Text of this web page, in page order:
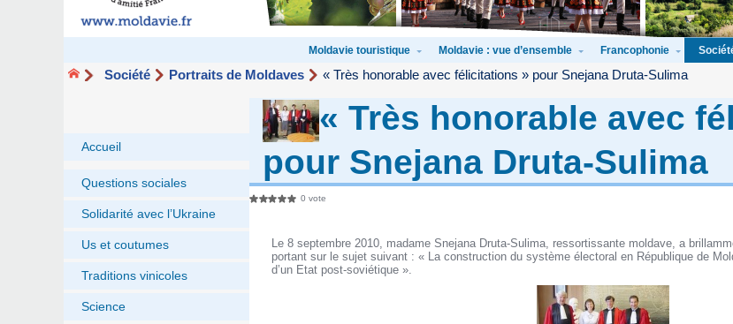
Moldavie touristique Moldavie : vue d’ensemble Francophonie
Société Portraits de Moldaves « Très honorable avec félicitations » pour Snejana Druta-Sulima
« Très honorable avec
pour Snejana Druta-Sulima
0 vote
Le 8 septembre 2010, madame Snejana Druta-Sulima, ressortissante moldave, a
portant sur le sujet suivant : « La construction du système électoral en République de
d’un Etat post-soviétique ».
Accueil
Questions sociales
Solidarité avec l’Ukraine
Us et coutumes
Traditions vinicoles
Science